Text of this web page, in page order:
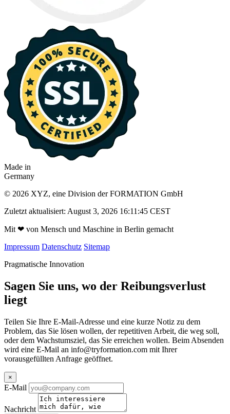
Made in
Germany
© 2026 XYZ, eine Division der FORMATION GmbH
Zuletzt aktualisiert: August 3, 2026 16:11:45 CEST
Mit ❤ von Mensch und Maschine in Berlin gemacht
Impressum Datenschutz Sitemap
Pragmatische Innovation
Sagen Sie uns, wo der Reibungsverlust
liegt
Teilen Sie Ihre E-Mail-Adresse und eine kurze Notiz zu dem
Problem, das Sie lösen wollen, der repetitiven Arbeit, die weg soll,
oder dem Wachstumsziel, das Sie erreichen wollen. Beim Absenden
wird eine E-Mail an info@tryformation.com mit Ihrer
vorausgefüllten Anfrage geöffnet.
×
E-Mail
Nachricht